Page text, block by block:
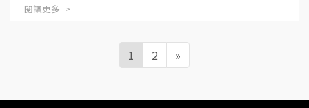
閱讀更多 ->
1 2 »